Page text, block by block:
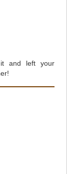
and left your